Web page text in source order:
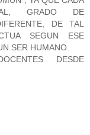
GRADO DE
DE TAL
SEGUN ESE
SER HUMANO.
DESDE